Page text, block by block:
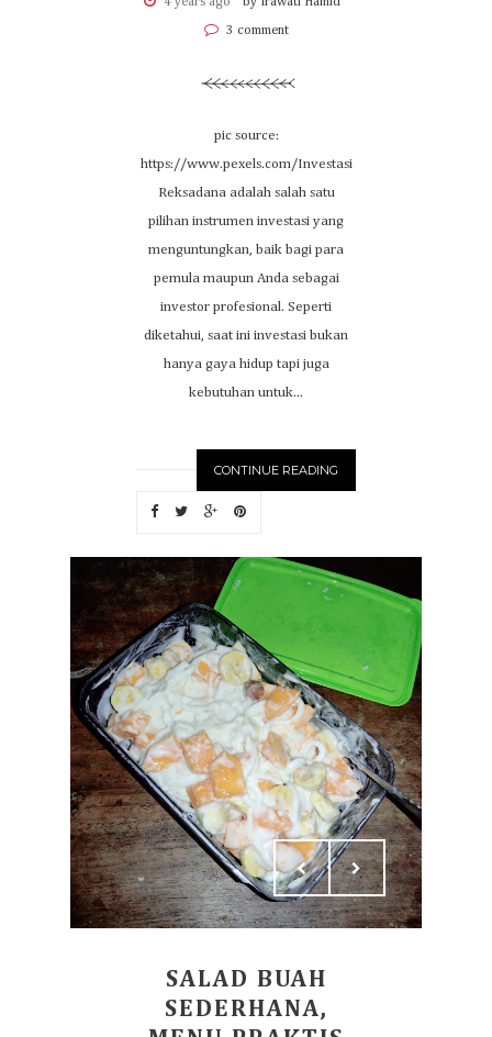
3 comment
pic source:
https://www.pexels.com/Investasi
Reksadana adalah salah satu
pilihan instrumen investasi yang
menguntungkan, baik bagi para
pemula maupun Anda sebagai
investor profesional. Seperti
diketahui, saat ini investasi bukan
hanya gaya hidup tapi juga
kebutuhan untuk...
CONTINUE READING
SALAD BUAH
SEDERHANA,